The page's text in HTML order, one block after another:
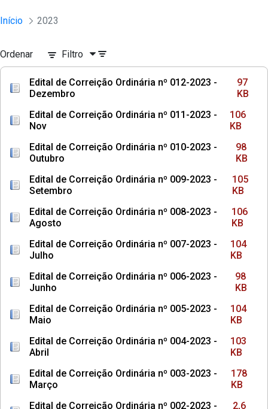
Início 2023
Ordenar Filtro
Edital de Correição Ordinária nº 012-2023 -
Dezembro
97
KB
Edital de Correição Ordinária nº 011-2023 -
Nov
106
KB
Edital de Correição Ordinária nº 010-2023 -
Outubro
98
KB
Edital de Correição Ordinária nº 009-2023 -
Setembro
105
KB
Edital de Correição Ordinária nº 008-2023 -
Agosto
106
KB
Edital de Correição Ordinária nº 007-2023 -
Julho
104
KB
Edital de Correição Ordinária nº 006-2023 -
Junho
98
KB
Edital de Correição Ordinária nº 005-2023 -
Maio
104
KB
Edital de Correição Ordinária nº 004-2023 -
Abril
103
KB
Edital de Correição Ordinária nº 003-2023 -
Março
178
KB
Edital de Correição Ordinária nº 002-2023 -
2,6